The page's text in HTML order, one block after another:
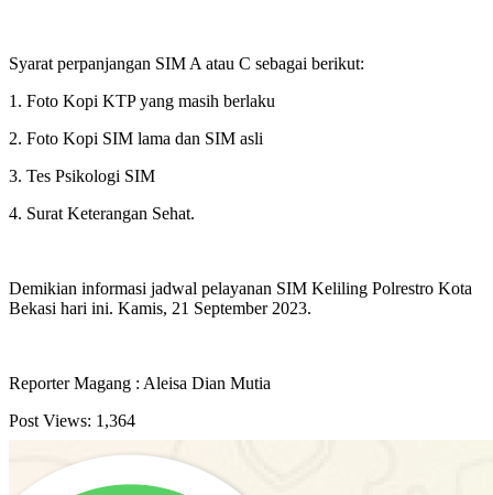
Syarat perpanjangan SIM A atau C sebagai berikut:
1. Foto Kopi KTP yang masih berlaku
2. Foto Kopi SIM lama dan SIM asli
3. Tes Psikologi SIM
4. Surat Keterangan Sehat.
Demikian informasi jadwal pelayanan SIM Keliling Polrestro Kota
Bekasi hari ini. Kamis, 21 September 2023.
Reporter Magang : Aleisa Dian Mutia
Post Views: 1,364